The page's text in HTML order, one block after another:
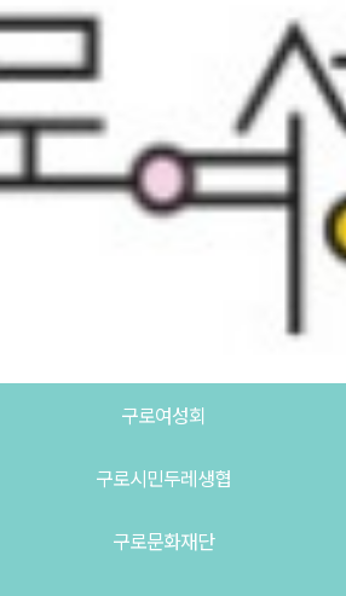
구로여성회
구로시민두레생협
구로문화재단